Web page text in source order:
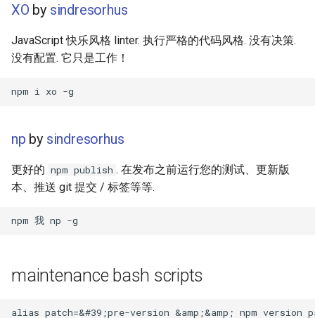
放弃版权
加密货币工具与算法
Diversity
Visual Regression Testing
Theravada
XO by sindresorhus
JavaScript 快乐风格 linter. 执行严格的代码风格. 没有决策.
没有配置. 它只是工作！
np by sindresorhus
更好的 npm publish . 在发布之前运行您的测试、更新版
本、推送 git 提交 / 标签等等.
maintenance bash scripts
alias patch=&#39;pre-version &amp;&amp; npm version